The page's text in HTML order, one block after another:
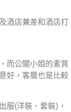
酒店兼差和酒店打
而公關小姐的素質
好，客層也是比較
服(洋裝、套裝)，